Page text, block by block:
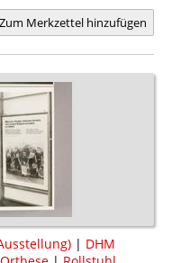
Zum Merkzettel hinzufügen
| DHM